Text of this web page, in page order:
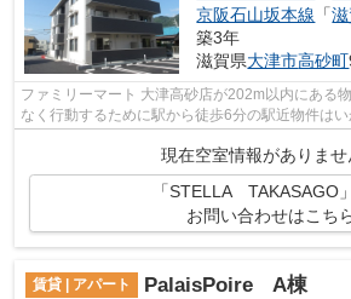
京阪石山坂本線 「
築3年
滋賀県大津市高砂町
ファミリーマート 大津高砂店が202m以内にある
なく行動するために駅から徒歩6分の駅近物件はい
築の物件です。たくさんの物件をご用意...
現在空室情報がありませ
「STELLA TAKASAGO
お問い合わせはこち
賃貸 | アパート PalaisPoire A棟